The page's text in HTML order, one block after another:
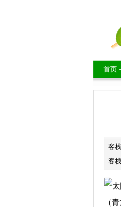
首页
客
客
（